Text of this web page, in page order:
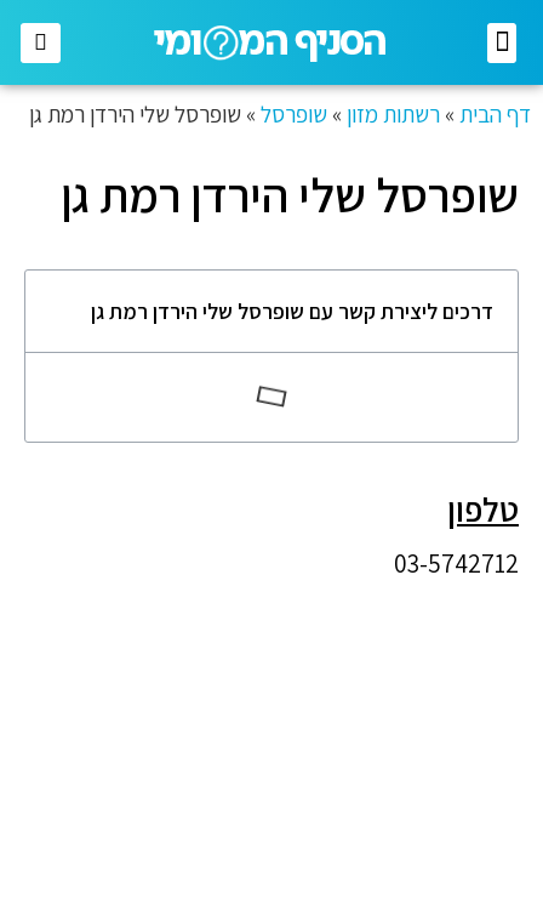
דף הבית » רשתות מזון » שופרסל » שופרסל שלי הירדן רמת גן
שופרסל שלי הירדן רמת גן
דרכים ליצירת קשר עם שופרסל שלי הירדן רמת גן
טלפון
03-5742712